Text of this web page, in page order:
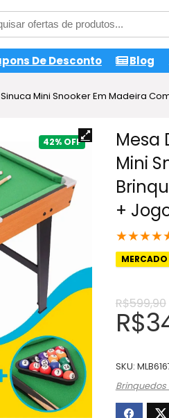
De Desconto Blog
Mini Snooker Em Madeira
42%
Mesa
Mini
+
★★★★
MERCADO
R$599,90
O
era:
R$
SKU:
Brinquedos